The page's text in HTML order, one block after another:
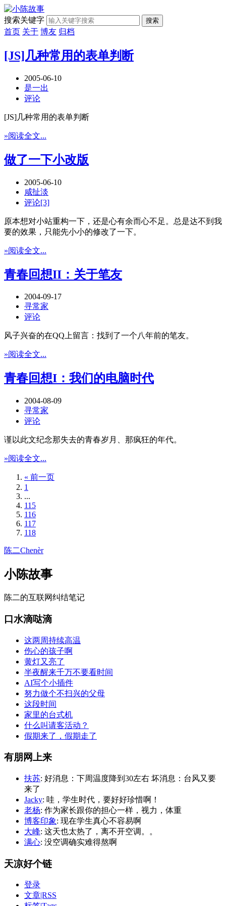
搜索关键字 搜索
首页 关于 博友 归档
[JS]几种常用的表单判断
2005-06-10
是一出
评论
[JS]几种常用的表单判断
»阅读全文...
做了一下小改版
2005-06-10
咸扯淡
评论[3]
原本想对小站重构一下，还是心有余而心不足。总是达不到我
要的效果，只能先小小的修改了一下。
»阅读全文...
青春回想II：关于笔友
2004-09-17
寻常家
评论
风子兴奋的在QQ上留言：找到了一个八年前的笔友。
»阅读全文...
青春回想I：我们的电脑时代
2004-08-09
寻常家
评论
谨以此文纪念那失去的青春岁月、那疯狂的年代。
»阅读全文...
« 前一页
1
...
115
116
117
118
陈二Chenèr
小陈故事
陈二的互联网纠结笔记
口水滴哒滴
这两周持续高温
伤心的孩子啊
黄灯又亮了
半夜醒来千万不要看时间
AI写个小插件
努力做个不扫兴的父母
这段时间
家里的台式机
什么叫请客活动？
假期来了，假期走了
有朋网上来
扶苏: 好消息：下周温度降到30左右 坏消息：台风又要
来了
Jacky: 哇，学生时代，要好好珍惜啊！
老杨: 作为家长跟你的担心一样，视力，体重
博客印象: 现在学生真心不容易啊
大峰: 这天也太热了，离不开空调。。
满心: 没空调确实难得熬啊
天凉好个链
登录
文章|RSS